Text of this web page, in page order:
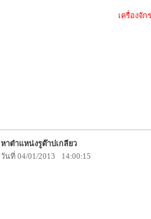
เครื่องจั
หาตำแหน่งรูต๊าปเกลียว
วันที่ 04/01/2013 14:00:15